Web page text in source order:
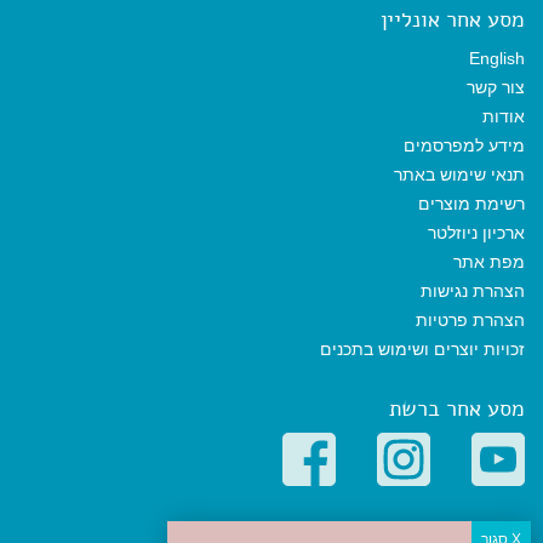
מסע אחר אונליין
English
צור קשר
אודות
מידע למפרסמים
תנאי שימוש באתר
רשימת מוצרים
ארכיון ניוזלטר
מפת אתר
הצהרת נגישות
הצהרת פרטיות
זכויות יוצרים ושימוש בתכנים
מסע אחר ברשת
קטגוריות פופולריות